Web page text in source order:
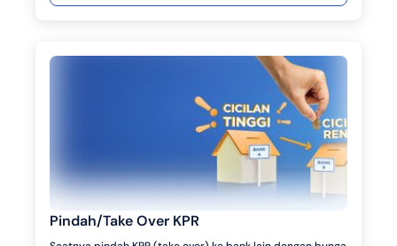
Pindah/Take Over KPR